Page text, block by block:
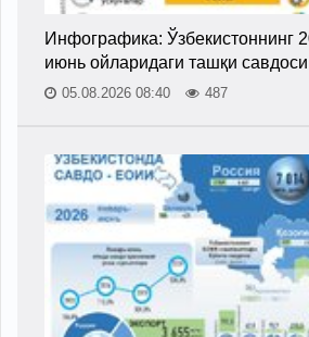
Инфографика: Ўзбекистоннинг
июнь ойларидаги ташқи савдоси
05.08.2026 08:40 487